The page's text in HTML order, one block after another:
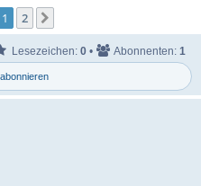
1 2
Lesezeichen: 0 • Abonnenten: 1